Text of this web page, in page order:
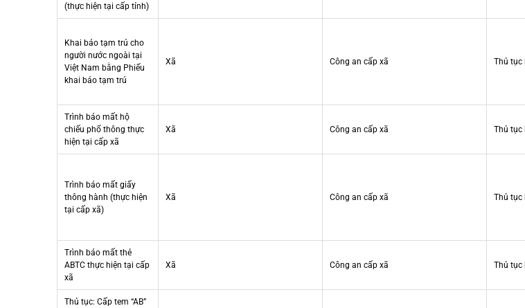
(thực hiện tại cấp tỉnh)
Khai báo tạm trú cho
người nước ngoài tại
Việt Nam bằng Phiếu
khai báo tạm trú
Xã Công an cấp xã Thủ tục
Trình báo mất hộ
chiếu phổ thông thực
hiện tại cấp xã
Xã Công an cấp xã Thủ tục
Trình báo mất giấy
thông hành (thực hiện
tại cấp xã)
Xã Công an cấp xã Thủ tục
Trình báo mất thẻ
ABTC thực hiện tại cấp
xã
Xã Công an cấp xã Thủ tục
Thủ tục: Cấp tem “AB”